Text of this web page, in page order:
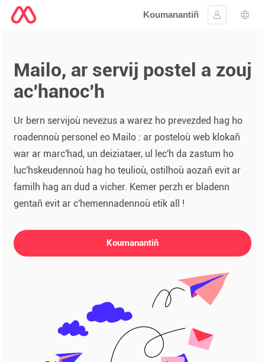
Koumanantiñ
Kevreañ
Mailo, ar servij postel a zouj
ac'hanoc'h
Ur bern servijoù nevezus a warez ho prevezded hag ho
roadennoù personel eo Mailo : ar posteloù web klokañ
war ar marc'had, un deiziataer, ul lec'h da zastum ho
luc'hskeudennoù hag ho teulioù, ostilhoù aozañ evit ar
familh hag an dud a vicher. Kemer perzh er bladenn
gentañ evit ar c'hemennadennoù etik all !
Koumanantiñ